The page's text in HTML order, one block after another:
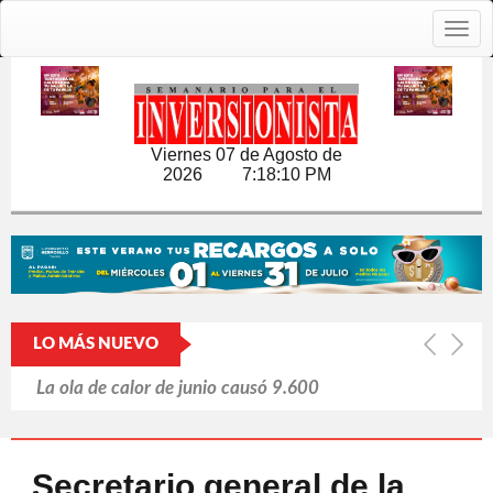
Viernes 07 de Agosto de
2026 7:18:11 PM
LO MÁS NUEVO
La ola de calor de junio causó 9.600
Japón y las armas nucleares: un tabú